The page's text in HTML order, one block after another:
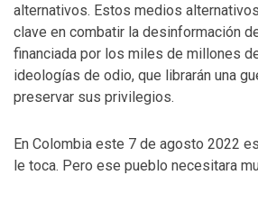
alternativos. Estos medios
clave en combatir la desinformación
financiada por los miles de millones
ideologías de odio, que librarán una
preservar sus privilegios.
En Colombia este 7 de agosto 2022
le toca. Pero ese pueblo necesitara